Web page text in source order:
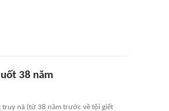
38 năm
nã (từ 38 năm trước về tội giết